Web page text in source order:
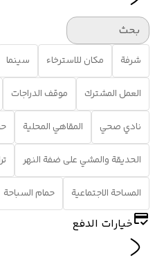
بحث
شرفة مكان للاسترخاء سينما
العمل المشترك موقف الدراجات
نادي صحي المقاهي المحلية
الحديقة والمشي على ضفة النهر
المساحة الاجتماعية حمام السباحة
خيارات الدفع